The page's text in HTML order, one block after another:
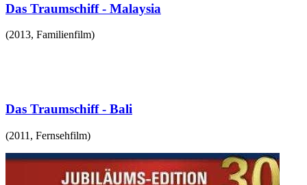
Das Traumschiff - Malaysia
(2013, Familienfilm)
Das Traumschiff - Bali
(2011 , Fernsehfilm)